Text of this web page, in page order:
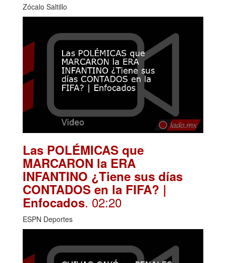
Zócalo Saltillo
Las POLÉMICAS que
MARCARON la ERA
INFANTINO ¿Tiene sus días
CONTADOS en la FIFA? |
Enfocados. 02:20
ESPN Deportes